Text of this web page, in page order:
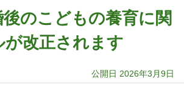
のこどもの養育に関
改正されます
公開日 2026年3月9日